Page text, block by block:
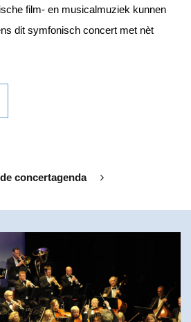
film- en musicalmuziek kunnen
dit symfonisch concert met nèt
concertagenda